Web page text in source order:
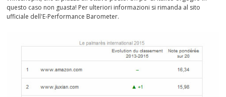
TROVAIL TUO VINO
questo caso non guasta! Per ulteriori informazioni si rimanda al sito
ufficiale dell'E-Performance Barometer.